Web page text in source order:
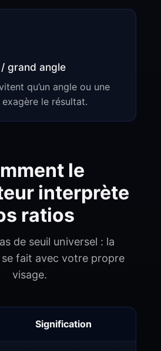
grand angle
qu’un angle ou une
le résultat.
le
interprète
ratios
de seuil universel : la
fait avec votre propre
visage.
Signification